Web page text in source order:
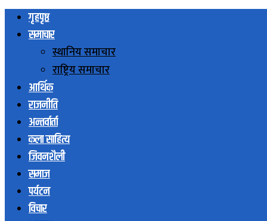
गृहपृष्ठ
समाचार
स्थानिय समाचार
राष्ट्रिय समाचार
आर्थिक
राजनीति
अन्तर्वार्ता
कला साहित्य
जिवनशैली
समाज
पर्यटन
विचार